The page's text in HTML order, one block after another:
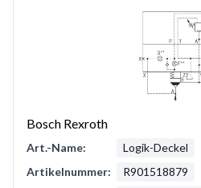
Bosch Rexroth
Art.-Name:
Logik-Deckel
Artikelnummer:
R901518879